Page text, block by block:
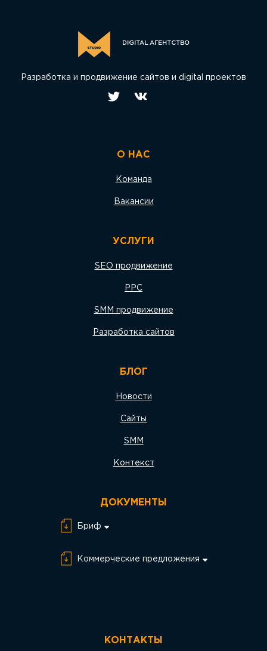
DIGITAL АГЕНТСТВО
Разработка и продвижение сайтов и digital проектов
О НАС
Команда
Вакансии
УСЛУГИ
SEO продвижение
PPC
SMM продвижение
Разработка сайтов
БЛОГ
Новости
Сайты
SMM
Контекст
ДОКУМЕНТЫ
Бриф
сайта
Коммерческие предложения
КОНТАКТЫ